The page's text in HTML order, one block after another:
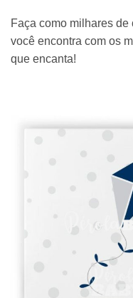
Faça como milhares
você encontra com os
que encanta!